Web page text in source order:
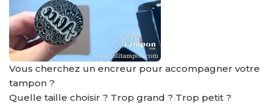
Vous cherchez un encreur pour accompagner votre
tampon ?
Quelle taille choisir ? Trop grand ? Trop petit ?